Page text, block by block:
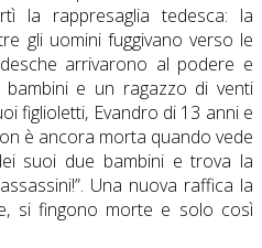
la rappresaglia tedesca: la
gli uomini fuggivano verso le
arrivarono al podere e
e un ragazzo di venti
figlioletti, Evandro di 13 anni e
è ancora morta quando vede
suoi due bambini e trova la
Una nuova raffica la
si fingono morte e solo così